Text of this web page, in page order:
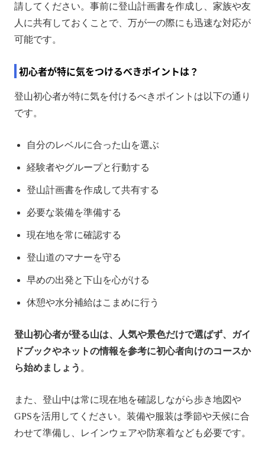
請してください。事前に登山計画書を作成し、家族や友
人に共有しておくことで、万が一の際にも迅速な対応が
可能です。
初心者が特に気をつけるべきポイントは？
登山初心者が特に気を付けるべきポイントは以下の通り
です。
自分のレベルに合った山を選ぶ
経験者やグループと行動する
登山計画書を作成して共有する
必要な装備を準備する
現在地を常に確認する
登山道のマナーを守る
早めの出発と下山を心がける
休憩や水分補給はこまめに行う
登山初心者が登る山は、人気や景色だけで選ばず、ガイ
ドブックやネットの情報を参考に初心者向けのコースか
ら始めましょう 。
また、登山中は常に現在地を確認しながら歩き地図や
GPSを活用してください。装備や服装は季節や天候に合
わせて準備し、レインウェアや防寒着なども必要です。